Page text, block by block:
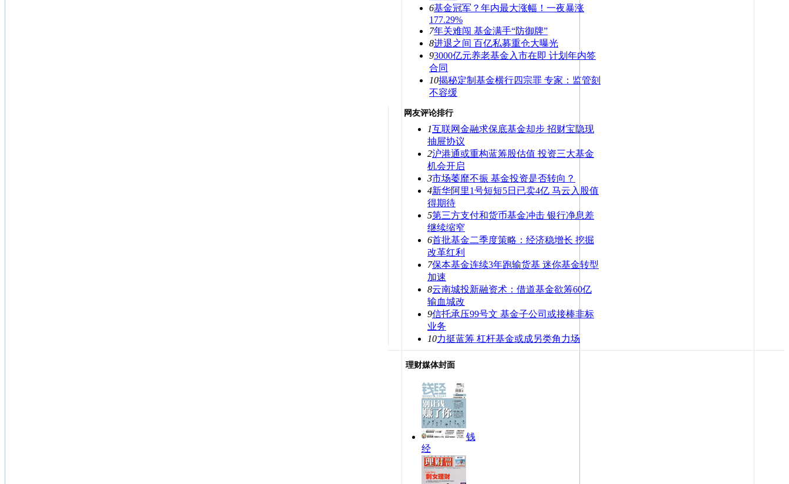
6基金冠军？年内最大涨幅！一夜暴涨
177.29%
7年关难闯 基金满手“防御牌”
8进退之间 百亿私募重仓大曝光
93000亿元养老基金入市在即 计划年内签
合同
10揭秘定制基金横行四宗罪 专家：监管刻
不容缓
网友评论排行
1互联网金融求保底基金却步 招财宝隐现
抽屉协议
2沪港通或重构蓝筹股估值 投资三大基金
机会开启
3市场萎靡不振 基金投资是否转向？
4新华阿里1号短短5日已卖4亿 马云入股值
得期待
5第三方支付和货币基金冲击 银行净息差
继续缩窄
6首批基金二季度策略：经济稳增长 挖掘
改革红利
7保本基金连续3年跑输货基 迷你基金转型
加速
8云南城投新融资术：借道基金欲筹60亿
输血城改
9信托承压99号文 基金子公司或接棒非标
业务
10力挺蓝筹 杠杆基金或成另类角力场
理财媒体封面
钱
经